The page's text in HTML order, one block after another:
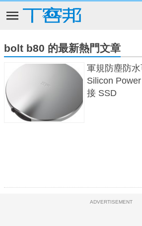
bolt b80 的最新熱門文章
軍規防塵防水
Silicon
接 SSD
ADVERTISEMENT